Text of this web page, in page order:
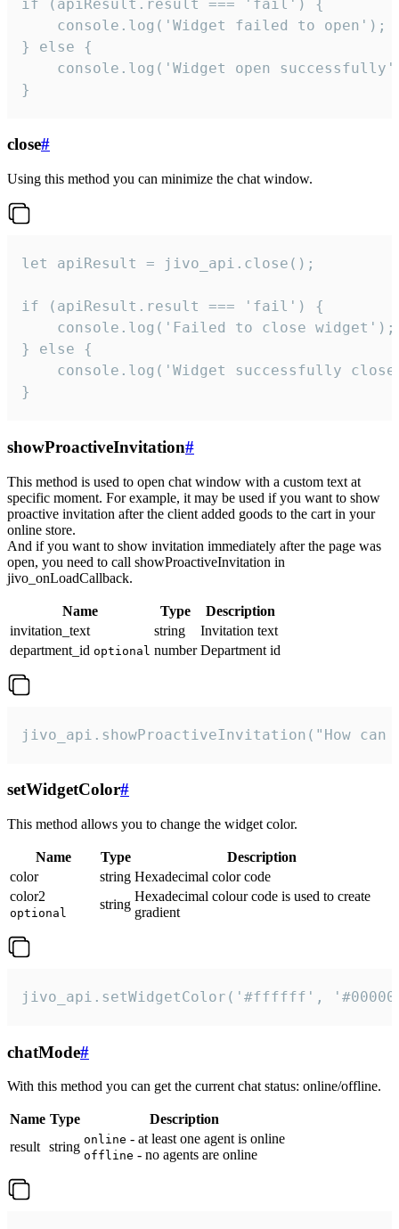
if (apiResult.result === 'fail') {
    console.log('Widget failed to open');
} else {
console.log('Widget open
}
close#
Using this method you can minimize the chat window.
let apiResult = jivo_api.close();
if (apiResult.result === 'fail') {
    console.log('Failed to close widget');
} else {
console.log('Widget successfully
}
showProactiveInvitation#
This method is used to open chat window with a custom text at
specific moment. For example, it may be used if you want to show
proactive invitation after the client added goods to the cart in your
online store.
And if you want to show invitation immediately after the page was
open, you need to call showProactiveInvitation in
jivo_onLoadCallback.
Name Type
Description
invitation_text
string
Invitation text
department_id optional number Department id
jivo_api.showProactiveInvitation("How
setWidgetColor#
This method allows you to change the widget color.
Name Type
Description
color
string Hexadecimal color code
color2
optional
string
Hexadecimal colour code is used to create
gradient
jivo_api.setWidgetColor('#ffffff',
chatMode#
With this method you can get the current chat status: online/offline.
Name Type
Description
result string online - at least one agent is online
offline - no agents are online